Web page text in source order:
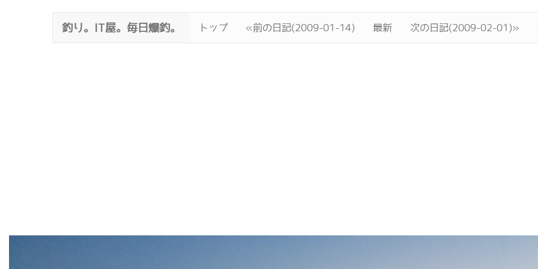
釣り。IT屋。毎日爆釣。 トップ «前の日記(2009-01-14) 最新 次の日記(2009-02-01)»